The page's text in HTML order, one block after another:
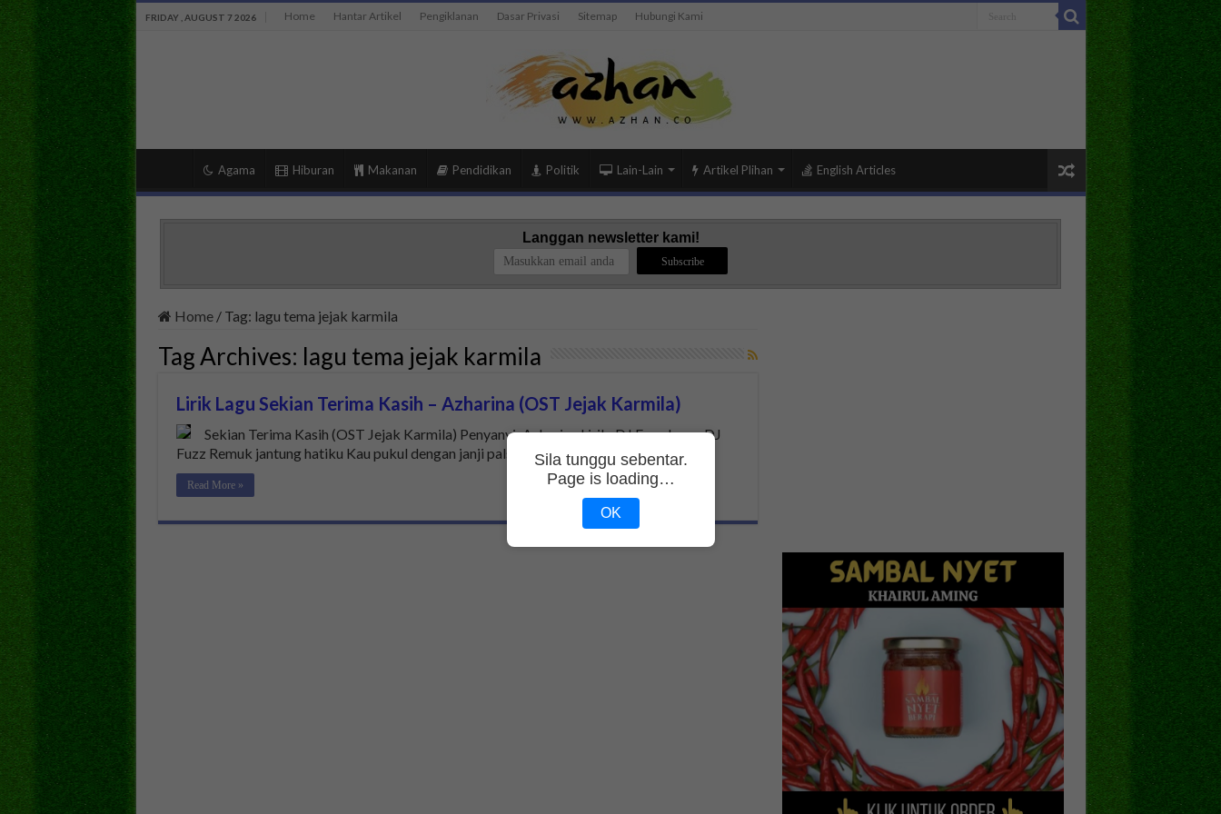
FRIDAY , AUGUST 7 2026 Home Hantar Artikel Pengiklanan Dasar Privasi Sitemap Hubungi Kami
Agama Hiburan Makanan Pendidikan Politik Lain-Lain Artikel Plihan English Articles
Langgan newsletter kami!
Home / Tag: lagu tema jejak karmila
Tag Archives: lagu tema jejak karmila
Lirik Lagu Sekian Terima Kasih – Azharina (OST Jejak Karmila)
Sekian Terima Kasih (OST Jejak Karmila) Penyanyi: Azharina Lirik: DJ Fuzz Lagu: DJ
Fuzz Remuk jantung hatiku Kau pukul dengan janji palsu …
Read More »
Sila tunggu sebentar.
Page is loading…
OK